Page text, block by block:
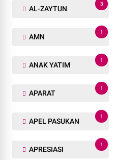
AL-ZAYTUN
3
AMN
1
ANAK YATIM
1
APARAT
1
APEL PASUKAN
1
APRESIASI
1